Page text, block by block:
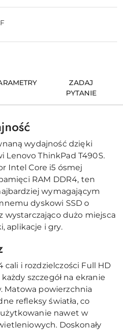
ZADAJ
PYTANIE
wydajność dzięki
ThinkPad T490S.
Intel Core i5 ósmej
RAM DDR4, ten
wymagającym
dyskowi SSD o
wystarczająco dużo miejsca
aplikacje i gry.
cali i rozdzielczości Full HD
szczegół na ekranie
Matowa powierzchnia
refleksy światła, co
nawet w
Doskonały